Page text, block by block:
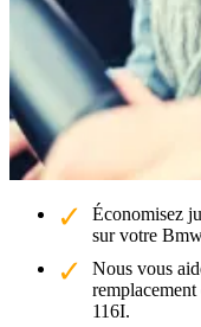
Économisez
sur votre
Nous vous
116I.